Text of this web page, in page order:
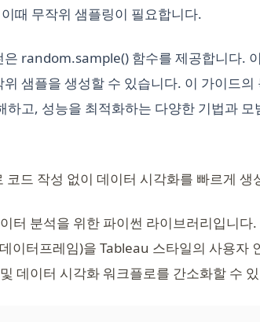
때 무작위 샘플링이 필요합니다.
random.sample() 함수를 제공합니다.
샘플을 생성할 수 있습니다. 이 가이드의
하고, 성능을 최적화하는 다양한 기법과
드 작성 없이 데이터 시각화를 빠르게 생
터 분석을 위한 파이썬 라이브러리입니다.
이터프레임)을 Tableau 스타일의 사용자
데이터 시각화 워크플로를 간소화할 수